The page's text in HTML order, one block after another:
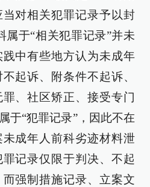
对相关犯罪记录予以封
属于“相关犯罪记录”并未
中有些地方认为未成年
起诉、附条件不起诉、
、社区矫正、接受专门
于“犯罪记录”，因此不在
成年人前科劣迹材料泄
记录仅限于判决、不起
强制措施记录、立案文